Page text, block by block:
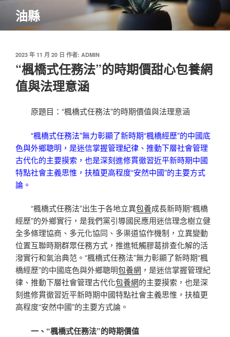
主
油縣
發
佈
2023 年 11 月 20 日 作者: ADMIN
“楓橋式任務法”的時期價甜心包養網
值與法理意涵
原題目：“楓橋式任務法”的時期價值與法理意涵
“楓橋式任務法”無力彰顯了新時期“楓橋經歷”的中國底
色與外鄉聰明，是迷信掌握管理紀律、推動下層社會管理
古代化的主要摸索，也是深刻進修貫徹習近平新時期中國
特點社會主義思惟，扶植更高程度“安然中國”的主要方式
論。
“楓橋式任務法”出生于各地立異包養成長新時期“楓橋
經歷”的外鄉實行，是我們黨引導國民應用迷信理念樹立健
全多條理協商、多元化協同、多渠道協作機制，立異變動
位置互聯時期群眾任務方式，推進牴觸膠葛排查化解的活
潑實行和氣治典范。“楓橋式任務法”無力彰顯了新時期“楓
橋經歷”的中國底色與外鄉聰明包養網 ，是迷信掌握管理紀
律、推動下層社會管理古代化包養網的主要摸索，也是深
刻進修貫徹習近平新時期中國特點社會主義思惟，扶植更
高程度“安然中國”的主要方式論。
一、“楓橋式任務法”的時期價值